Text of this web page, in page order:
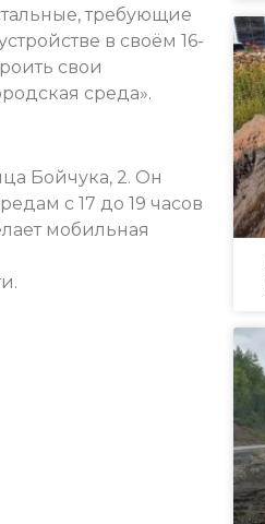
требующие
в своём 16-
свои
среда».
Бойчука, 2. Он
с 17 до 19 часов
мобильная